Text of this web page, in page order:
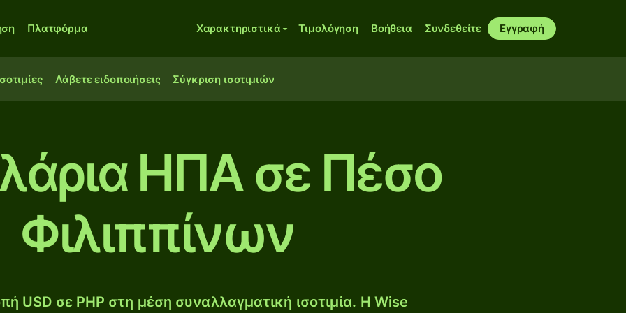
Πλατφόρμα Χαρακτηριστικά Τιμολόγηση Βοήθεια Συνδεθείτε Εγγραφή
Λάβετε ειδοποιήσεις Σύγκριση ισοτιμιών
ΗΠΑ σε Πέσο
Φιλιππίνων
USD σε PHP στη μέση συναλλαγματική ισοτιμία. Η Wise